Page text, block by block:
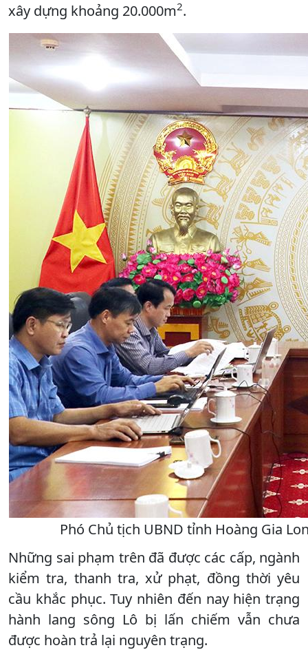
xây dựng khoảng 20.000m2.
Phó Chủ tịch UBND tỉnh Hoàng Gia
Những sai phạm trên đã được các cấp, ngành
kiểm tra, thanh tra, xử phạt, đồng thời yêu
cầu khắc phục. Tuy nhiên đến nay hiện trạng
hành lang sông Lô bị lấn chiếm vẫn chưa
được hoàn trả lại nguyên trạng.